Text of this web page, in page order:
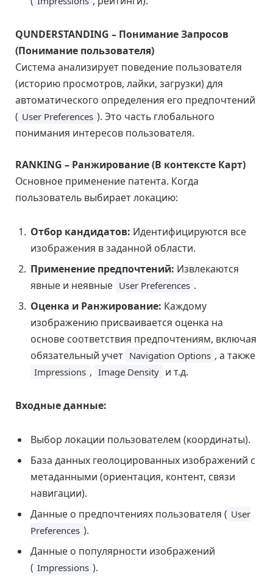
QUNDERSTANDING – Понимание Запросов
(Понимание пользователя)
Система анализирует поведение пользователя
(историю просмотров, лайки, загрузки) для
автоматического определения его предпочтений
( User Preferences ). Это часть глобального
понимания интересов пользователя.
RANKING – Ранжирование (В контексте Карт)
Основное применение патента. Когда
пользователь выбирает локацию:
Отбор кандидатов: Идентифицируются все
изображения в заданной области.
Применение предпочтений: Извлекаются
явные и неявные User Preferences .
Оценка и Ранжирование: Каждому
изображению присваивается оценка на
основе соответствия предпочтениям, включая
обязательный учет Navigation Options , а также
Impressions , Image Density и т.д.
Входные данные:
Выбор локации пользователем (координаты).
База данных геолоцированных изображений с
метаданными (ориентация, контент, связи
навигации).
Данные о предпочтениях пользователя ( User
Preferences ).
Данные о популярности изображений
( Impressions ).